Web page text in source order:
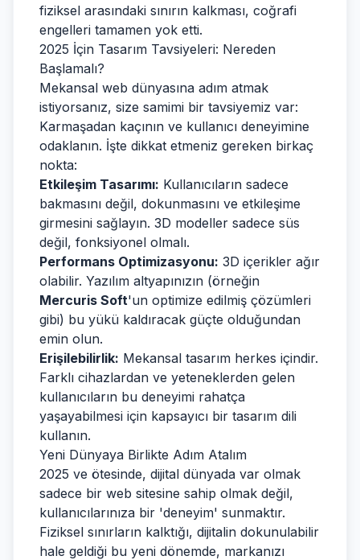
fiziksel arasındaki sınırın kalkması, coğrafi
engelleri tamamen yok etti.
2025 İçin Tasarım Tavsiyeleri: Nereden
Başlamalı?
Mekansal web dünyasına adım atmak
istiyorsanız, size samimi bir tavsiyemiz var:
Karmaşadan kaçının ve kullanıcı deneyimine
odaklanın. İşte dikkat etmeniz gereken birkaç
nokta:
Etkileşim Tasarımı: Kullanıcıların sadece
bakmasını değil, dokunmasını ve etkileşime
girmesini sağlayın. 3D modeller sadece süs
değil, fonksiyonel olmalı.
Performans Optimizasyonu: 3D içerikler ağır
olabilir. Yazılım altyapınızın (örneğin
Mercuris Soft'un optimize edilmiş çözümleri
gibi) bu yükü kaldıracak güçte olduğundan
emin olun.
Erişilebilirlik: Mekansal tasarım herkes içindir.
Farklı cihazlardan ve yeteneklerden gelen
kullanıcıların bu deneyimi rahatça
yaşayabilmesi için kapsayıcı bir tasarım dili
kullanın.
Yeni Dünyaya Birlikte Adım Atalım
2025 ve ötesinde, dijital dünyada var olmak
sadece bir web sitesine sahip olmak değil,
kullanıcılarınıza bir 'deneyim' sunmaktır.
Fiziksel sınırların kalktığı, dijitalin dokunulabilir
hale geldiği bu yeni dönemde, markanızı